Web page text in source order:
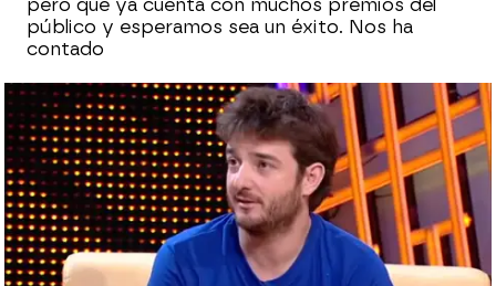
pero que ya cuenta con muchos premios del
público y esperamos sea un éxito. Nos ha
contado
neox
Madrid